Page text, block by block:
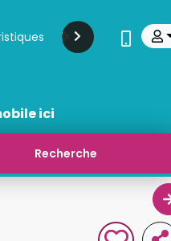
Modes Et Beauté
ici